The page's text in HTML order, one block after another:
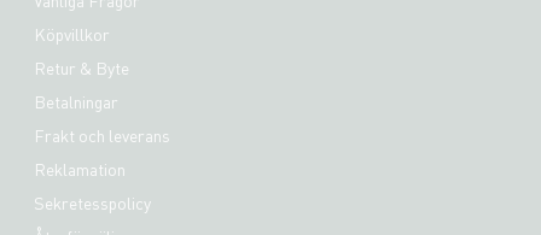
Köpvillkor
Retur & Byte
Betalningar
Frakt och leverans
Reklamation
Sekretesspolicy